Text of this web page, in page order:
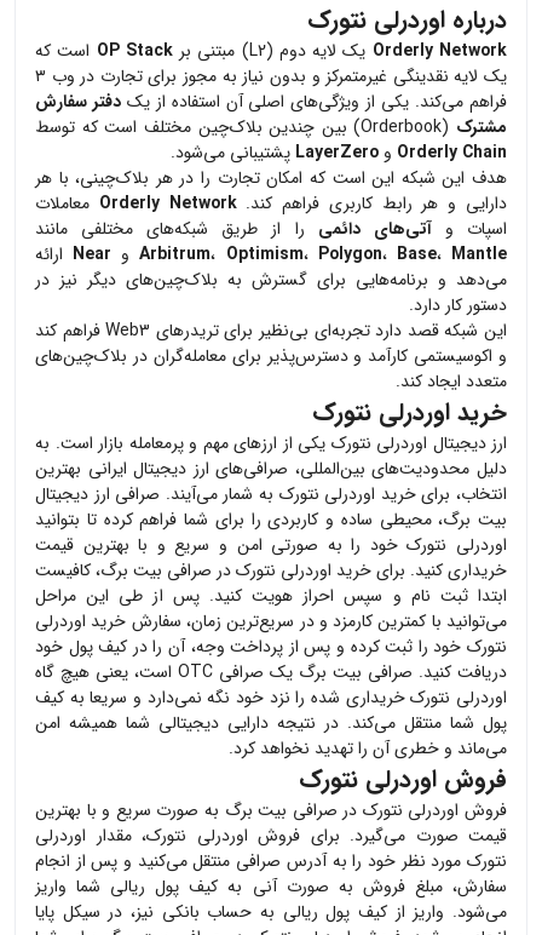
درباره اوردرلی نتورک
Orderly Network یک لایه دوم (L2) مبتنی بر OP Stack است که
یک لایه نقدینگی غیرمتمرکز و بدون نیاز به مجوز برای تجارت در وب ۳
فراهم می‌کند. یکی از ویژگی‌های اصلی آن استفاده از یکدفتر سفارش
مشترک (Orderbook) بین چندین بلاک‌چین مختلف است که توسط
Orderly Chain و LayerZero پشتیبانی می‌شود.
هدف این شبکه این است که امکان تجارت را در هر بلاک‌چینی، با هر
دارایی و هر رابط کاربری فراهم کند.Orderly Network معاملات
اسپات وآتی‌های دائمی را از طریق شبکه‌های مختلفی مانند
Arbitrum، Optimism، Polygon، Base، Mantle و Near ارائه
می‌دهد و برنامه‌هایی برای گسترش به بلاک‌چین‌های دیگر نیز در
دستور کار دارد.
این شبکه قصد دارد تجربه‌ای بی‌نظیر برای تریدرهای Web3 فراهم کند
و اکوسیستمی کارآمد و دسترس‌پذیر برای معامله‌گران در بلاک‌چین‌های
متعدد ایجاد کند.
خرید اوردرلی نتورک
ارز دیجیتال اوردرلی نتورک یکی از ارزهای مهم و پرمعامله بازار است. به
دلیل محدودیت‌های بین‌المللی، صرافی‌های ارز دیجیتال ایرانی بهترین
انتخاب، برای خرید اوردرلی نتورک به شمار می‌آیند. صرافی ارز دیجیتال
بیت برگ، محیطی ساده و کاربردی را برای شما فراهم کرده تا بتوانید
اوردرلی نتورکخود را به صورتی امن و سریع و با بهترین قیمت
خریداری کنید. برای خرید اوردرلی نتورکدر صرافی بیت برگ، کافیست
ابتدا ثبت نام و سپس احراز هویت کنید. پس از طی این مراحل
می‌توانید با کمترین کارمزد و در سریع‌ترین زمان، سفارش خرید اوردرلی
نتورک خود را ثبت کرده و پس از پرداخت وجه، آن را در کیف پول خود
دریافت کنید. صرافی بیت برگ یک صرافی OTC است، یعنی هیچ گاه
اوردرلی نتورک خریداری شده را نزد خود نگه نمی‌دارد و سریعا به کیف
پول شما منتقل می‌کند. در نتیجه دارایی دیجیتالی شما همیشه امن
می‌ماند و خطری آن را تهدید نخواهد کرد.
فروش اوردرلی نتورک
فروش اوردرلی نتورک در صرافی بیت برگ به صورت سریع و با بهترین
قیمت صورت می‌گیرد. برای فروش اوردرلی نتورک، مقدار اوردرلی
نتورک مورد نظر خود را به آدرس صرافی منتقل می‌کنید و پس از انجام
سفارش، مبلغ فروش به صورت آنی به کیف پول ریالی شما واریز
می‌شود. واریز از کیف پول ریالی به حساب بانکی نیز، در سیکل پایا